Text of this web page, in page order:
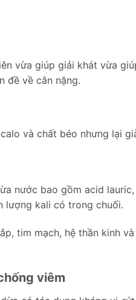
vừa giúp giải khát vừa
đề về cân nặng.
và chất béo nhưng lại
nước bao gồm acid
lượng kali có trong chuối.
tim mạch, hệ thần kinh
viêm